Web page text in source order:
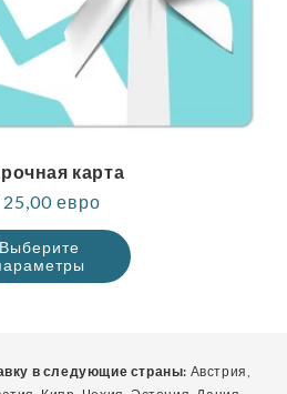
карта
евро
Выберите
в следующие страны: Австрия,